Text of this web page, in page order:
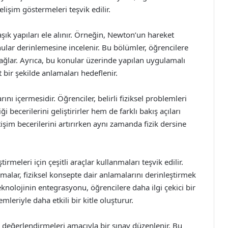
göstermeleri teşvik edilir.
yapıları ele alınır. Örneğin, Newton’un hareket
derinlemesine incelenir. Bu bölümler, öğrencilere
Ayrıca, bu konular üzerinde yapılan uygulamalı
şekilde anlamaları hedeflenir.
içermesidir. Öğrenciler, belirli fiziksel problemleri
becerilerini geliştirirler hem de farklı bakış açıları
becerilerini artırırken aynı zamanda fizik dersine
için çeşitli araçlar kullanmaları teşvik edilir.
fiziksel konsepte dair anlamalarını derinleştirmek
entegrasyonu, öğrencilere daha ilgi çekici bir
daha etkili bir kitle oluşturur.
amacıyla bir sınav düzenlenir. Bu